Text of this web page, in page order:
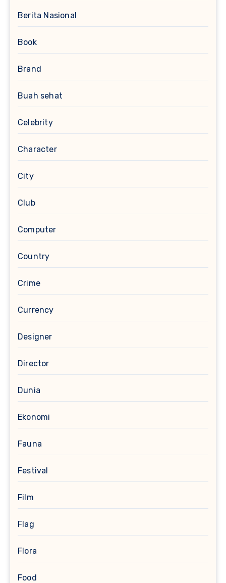
Berita Nasional
Book
Brand
Buah sehat
Celebrity
Character
City
Club
Computer
Country
Crime
Currency
Designer
Director
Dunia
Ekonomi
Fauna
Festival
Film
Flag
Flora
Food